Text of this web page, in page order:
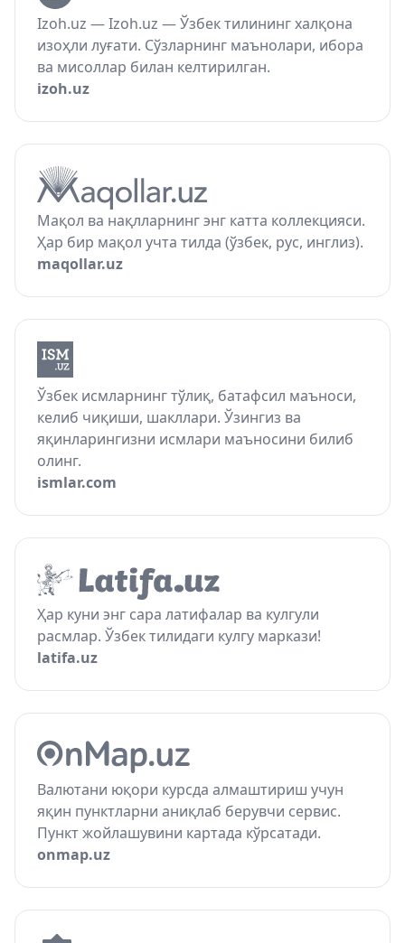
Izoh.uz — Izoh.uz — Ўзбек тилининг халқона
изоҳли луғати. Сўзларнинг маънолари, ибора
ва мисоллар билан келтирилган.
izoh.uz
Мақол ва нақлларнинг энг катта коллекцияси.
Ҳар бир мақол учта тилда (ўзбек, рус, инглиз).
maqollar.uz
Ўзбек исмларнинг тўлиқ, батафсил маъноси,
келиб чиқиши, шакллари. Ўзингиз ва
яқинларингизни исмлари маъносини билиб
олинг.
ismlar.com
Ҳар куни энг сара латифалар ва кулгули
расмлар. Ўзбек тилидаги кулгу маркази!
latifa.uz
Валютани юқори курсда алмаштириш учун
яқин пунктларни аниқлаб берувчи сервис.
Пункт жойлашувини картада кўрсатади.
onmap.uz